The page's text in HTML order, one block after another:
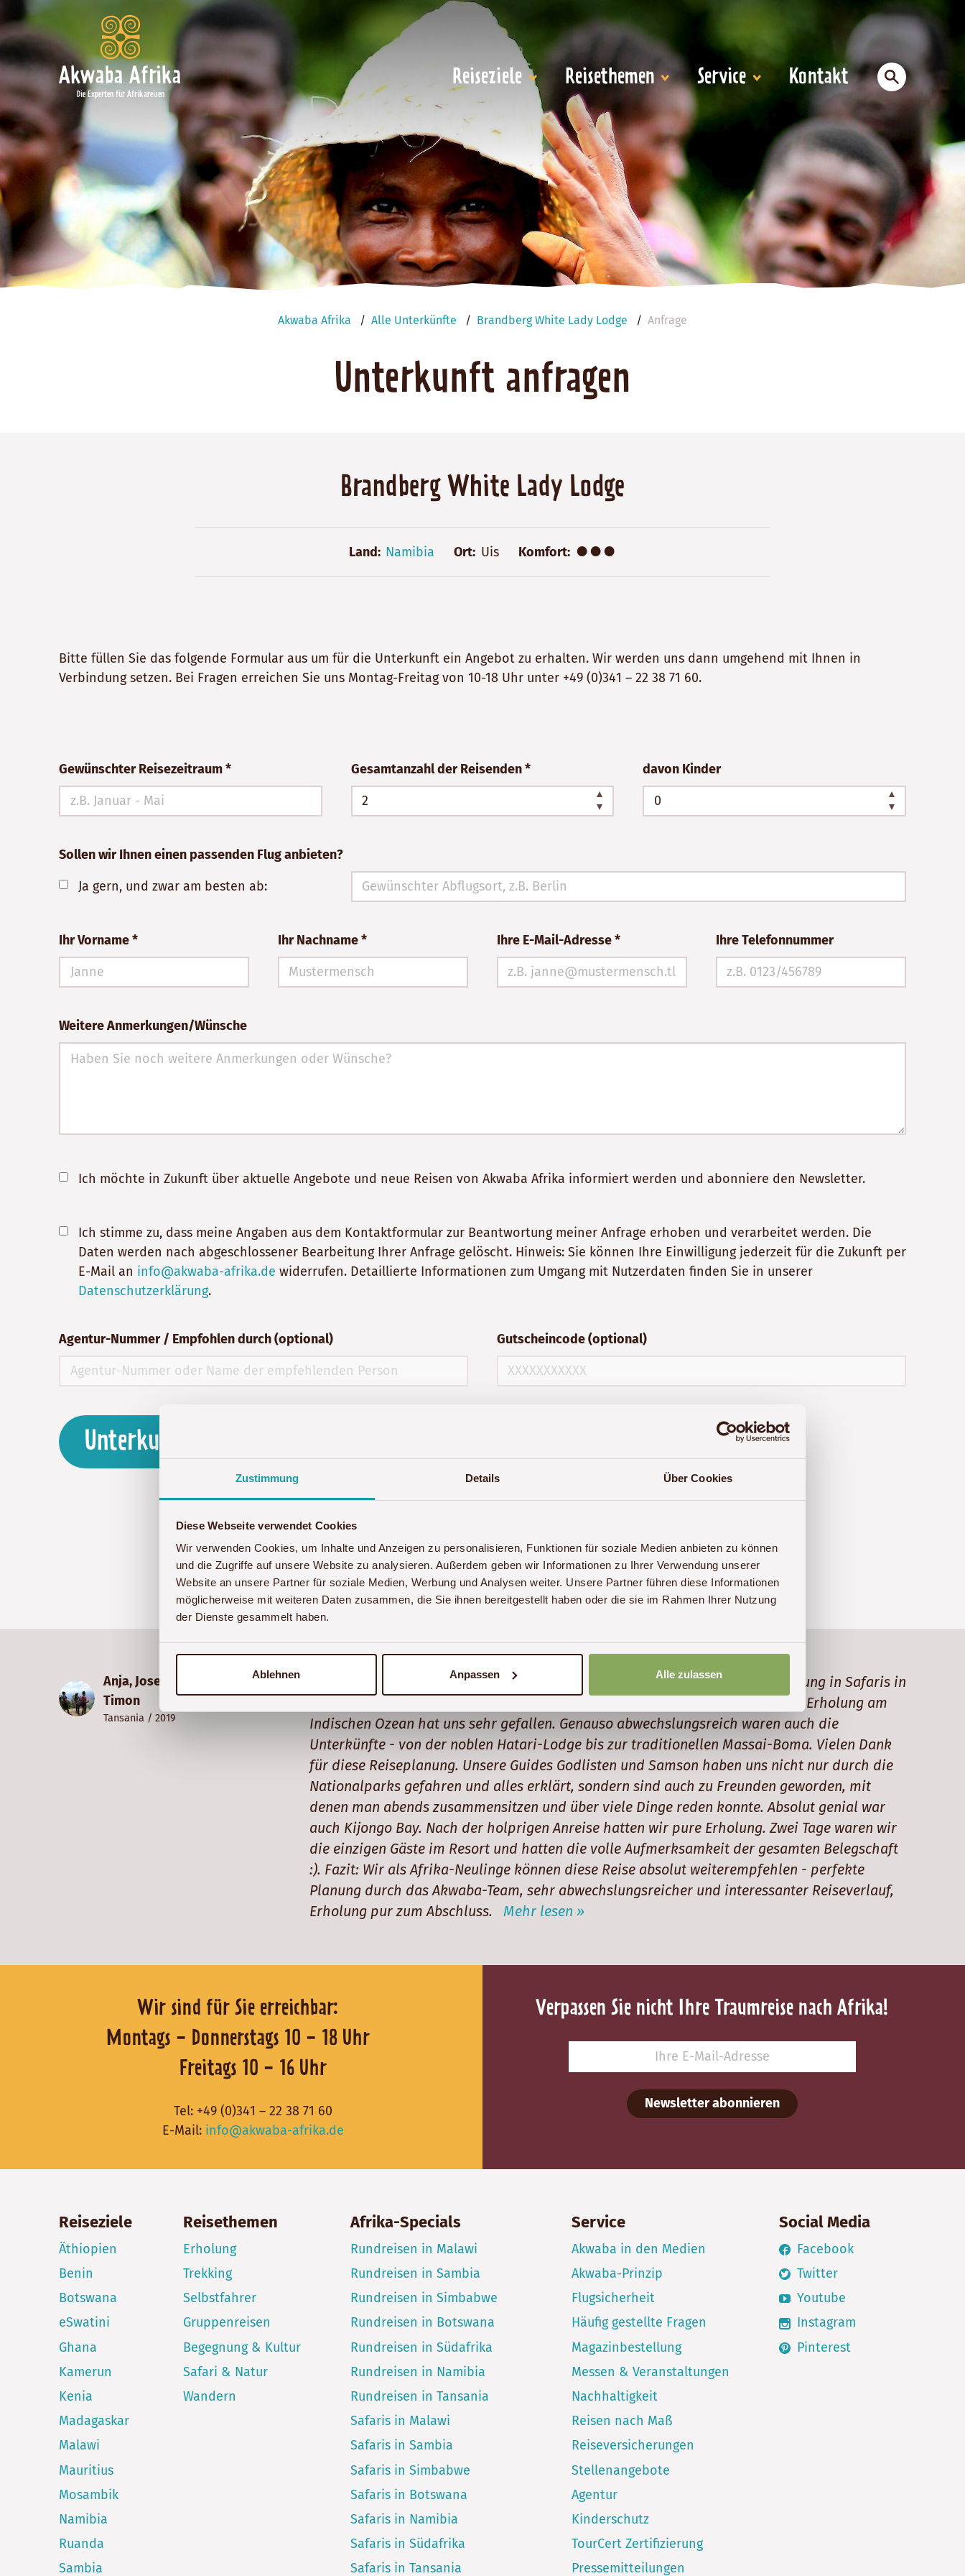
Zustimmung Details Über Cookies
Diese Webseite verwendet Cookies
Wir verwenden Cookies, um Inhalte und Anzeigen zu personalisieren, Funktionen für soziale Medien anbieten zu können
und die Zugriffe auf unsere Website zu analysieren. Außerdem geben wir Informationen zu Ihrer Verwendung unserer
Website an unsere Partner für soziale Medien, Werbung und Analysen weiter. Unsere Partner führen diese Informationen
möglicherweise mit weiteren Daten zusammen, die Sie ihnen bereitgestellt haben oder die sie im Rahmen Ihrer Nutzung
der Dienste gesammelt haben.
Ablehnen Anpassen Alle zulassen
Akwaba Afrika
Die Experten für Afrikareisen
Reiseziele Reisethemen Service Kontakt
Akwaba Afrika Alle Unterkünfte Brandberg White Lady Lodge Anfrage
Unterkunft anfragen
Brandberg White Lady Lodge
Land Namibia Ort Uis Komfort ●●●
Bitte füllen Sie das folgende Formular aus um für die Unterkunft ein Angebot zu erhalten. Wir werden uns dann umgehend mit Ihnen in
Verbindung setzen. Bei Fragen erreichen Sie uns Montag-Freitag von 10-18 Uhr unter +49 (0)341 – 22 38 71 60.
Bitte
nicht
ausfüllen!
Gewünschter Reisezeitraum * Gesamtanzahl der Reisenden * davon Kinder
Sollen wir Ihnen einen passenden Flug anbieten?
Ja gern, und zwar am besten ab:
Ihr Vorname * Ihr Nachname * Ihre E-Mail-Adresse * Ihre Telefonnummer
Weitere Anmerkungen/Wünsche
Ich möchte in Zukunft über aktuelle Angebote und neue Reisen von Akwaba Afrika informiert werden und abonniere den Newsletter.
Ich stimme zu, dass meine Angaben aus dem Kontaktformular zur Beantwortung meiner Anfrage erhoben und verarbeitet werden. Die
Daten werden nach abgeschlossener Bearbeitung Ihrer Anfrage gelöscht. Hinweis: Sie können Ihre Einwilligung jederzeit für die Zukunft per
E-Mail an info@akwaba-afrika.de widerrufen. Detaillierte Informationen zum Umgang mit Nutzerdaten finden Sie in unserer
Datenschutzerklärung.
Agentur-Nummer / Empfohlen durch (optional) Gutscheincode (optional)
Unterkunft anfragen
Sollten bei der Formulareingabe Fehler auftreten, rufen Sie uns bitte unter+49 (0)341 – 22 38 71 60an.
Anja, Josefin, René &
Timon
Tansania / 2019
Wir hatten eine super interessante 18-tägige Reise durch Tansania. Die Aufteilung in Safaris in
den Nationalparks (Big-Five gesehen), Wandern in den Usambara-Bergen und Erholung am
Indischen Ozean hat uns sehr gefallen. Genauso abwechslungsreich waren auch die
Unterkünfte - von der noblen Hatari-Lodge bis zur traditionellen Massai-Boma. Vielen Dank
für diese Reiseplanung. Unsere Guides Godlisten und Samson haben uns nicht nur durch die
Nationalparks gefahren und alles erklärt, sondern sind auch zu Freunden geworden, mit
denen man abends zusammensitzen und über viele Dinge reden konnte. Absolut genial war
auch Kijongo Bay. Nach der holprigen Anreise hatten wir pure Erholung. Zwei Tage waren wir
die einzigen Gäste im Resort und hatten die volle Aufmerksamkeit der gesamten Belegschaft
:). Fazit: Wir als Afrika-Neulinge können diese Reise absolut weiterempfehlen - perfekte
Planung durch das Akwaba-Team, sehr abwechslungsreicher und interessanter Reiseverlauf,
Erholung pur zum Abschluss. Mehr lesen »
Wir sind für Sie erreichbar:
Montags - Donnerstags 10 - 18 Uhr
Freitags 10 - 16 Uhr
Tel: +49 (0)341 – 22 38 71 60
E-Mail: info@akwaba-afrika.de
Verpassen Sie nicht Ihre Traumreise nach Afrika!
Newsletter abonnieren
Reiseziele
Äthiopien
Benin
Botswana
eSwatini
Ghana
Kamerun
Kenia
Madagaskar
Malawi
Mauritius
Mosambik
Namibia
Ruanda
Sambia
Reisethemen
Erholung
Trekking
Selbstfahrer
Gruppenreisen
Begegnung & Kultur
Safari & Natur
Wandern
Afrika-Specials
Rundreisen in Malawi
Rundreisen in Sambia
Rundreisen in Simbabwe
Rundreisen in Botswana
Rundreisen in Südafrika
Rundreisen in Namibia
Rundreisen in Tansania
Safaris in Malawi
Safaris in Sambia
Safaris in Simbabwe
Safaris in Botswana
Safaris in Namibia
Safaris in Südafrika
Safaris in Tansania
Service
Akwaba in den Medien
Akwaba-Prinzip
Flugsicherheit
Häufig gestellte Fragen
Magazinbestellung
Messen & Veranstaltungen
Nachhaltigkeit
Reisen nach Maß
Reiseversicherungen
Stellenangebote
Agentur
Kinderschutz
TourCert Zertifizierung
Pressemitteilungen
Social Media
Facebook
Twitter
Youtube
Instagram
Pinterest